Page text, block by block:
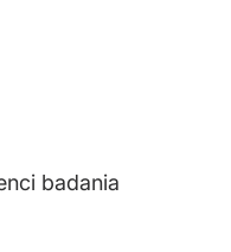
badania